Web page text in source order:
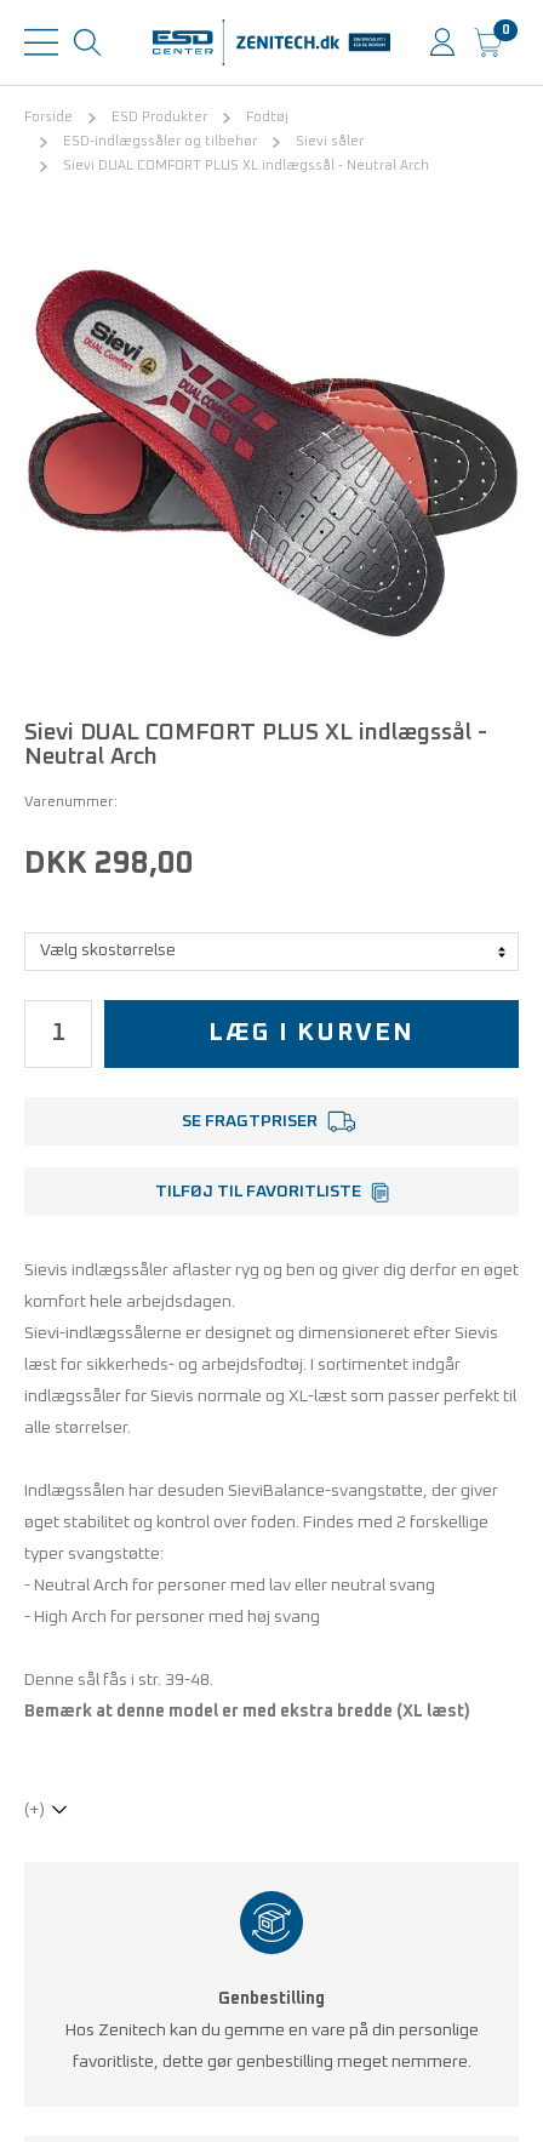
0
Forside ESD Produkter
Fodtøj
ESD-indlægssåler og tilbehør
Sievi såler
Sievi DUAL COMFORT PLUS XL indlægssål - Neutral Arch
Sievi DUAL COMFORT PLUS XL indlægssål -
Neutral Arch
Varenummer:
DKK 298,00
LÆG I KURVEN
SE FRAGTPRISER
TILFØJ TIL FAVORITLISTE
Sievis indlægssåler aflaster ryg og ben og giver dig derfor en øget
komfort hele arbejdsdagen.
Sievi-indlægssålerne er designet og dimensioneret efter Sievis
læst for sikkerheds- og arbejdsfodtøj. I sortimentet indgår
indlægssåler for Sievis normale og XL-læst som passer perfekt til
alle størrelser.
Indlægssålen har desuden SieviBalance-svangstøtte, der giver
øget stabilitet og kontrol over foden. Findes med 2 forskellige
typer svangstøtte:
- Neutral Arch for personer med lav eller neutral svang
- High Arch for personer med høj svang
Denne sål fås i str. 39-48.
Bemærk at denne model er med ekstra bredde (XL læst)
(+)
Genbestilling
Hos Zenitech kan du gemme en vare på din personlige
favoritliste, dette gør genbestilling meget nemmere.